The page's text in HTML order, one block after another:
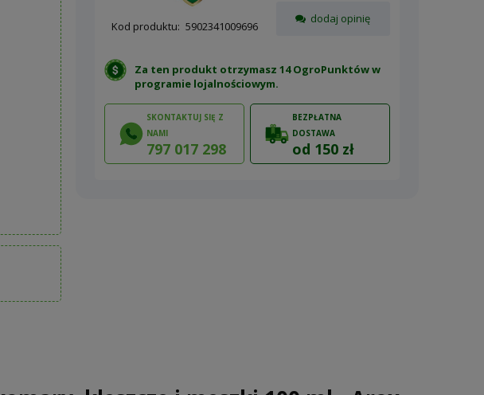
Kod produktu: 5902341009696
dodaj opinię
Za ten produkt otrzymasz 14 OgroPunktów w
programie lojalnościowym.
SKONTAKTUJ SIĘ Z
NAMI
797 017 298
BEZPŁATNA
DOSTAWA
od 150 zł